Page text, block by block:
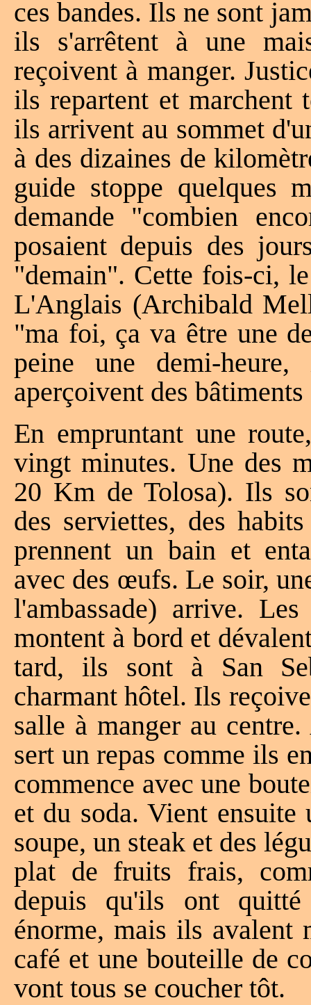
ces bandes. Ils ne sont
ils s'arrêtent à une
reçoivent à manger.
ils repartent et marchent
ils arrivent au sommet
à des dizaines de
guide stoppe quelques
demande "combien
posaient depuis des
"demain". Cette fois-ci,
L'Anglais (Archibald
"ma foi, ça va être une
peine une demi-
aperçoivent des
En empruntant une
vingt minutes. Une des
20 Km de Tolosa). Ils
des serviettes, des
prennent un bain et
avec des œufs. Le soir,
l'ambassade) arrive.
montent à bord et
tard, ils sont à San
charmant hôtel. Ils
salle à manger au
sert un repas comme ils
commence avec une
et du soda. Vient ensuite
soupe, un steak et des
plat de fruits frais,
depuis qu'ils ont
énorme, mais ils avalent
café et une bouteille de
vont tous se coucher tôt.